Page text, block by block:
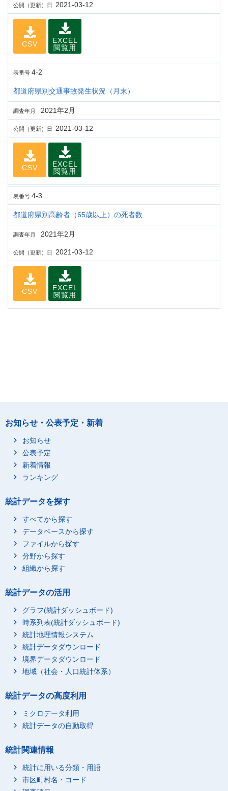
公開（更新）日 2021-03-12
CSV
EXCEL
閲覧用
表番号 4-2
都道府県別交通事故発生状況（月末）
調査年月 2021年2月
公開（更新）日 2021-03-12
CSV
EXCEL
閲覧用
表番号 4-3
都道府県別高齢者（65歳以上）の死者数
調査年月 2021年2月
公開（更新）日 2021-03-12
CSV
EXCEL
閲覧用
お知らせ・公表予定・新着
お知らせ
公表予定
新着情報
ランキング
統計データを探す
すべてから探す
データベースから探す
ファイルから探す
分野から探す
組織から探す
統計データの活用
グラフ(統計ダッシュボード)
時系列表(統計ダッシュボード)
統計地理情報システム
統計データダウンロード
境界データダウンロード
地域（社会・人口統計体系）
統計データの高度利用
ミクロデータ利用
統計データの自動取得
統計関連情報
統計に用いる分類・用語
市区町村名・コード